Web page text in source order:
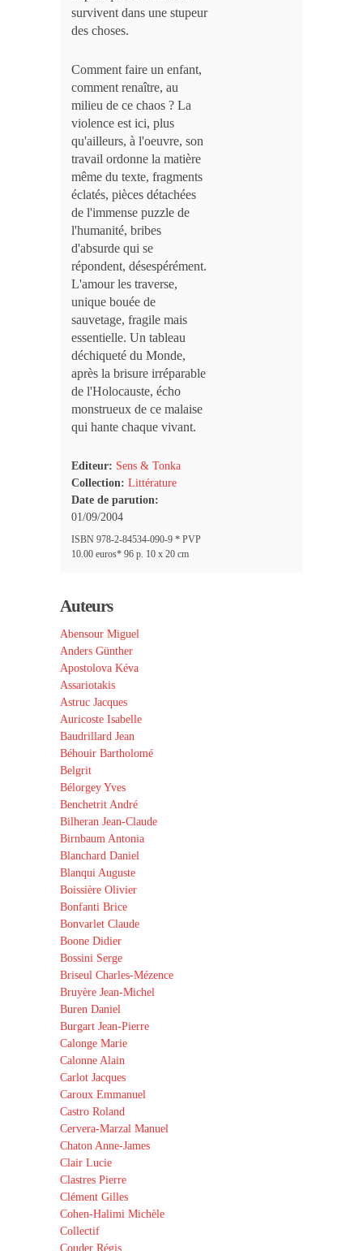
survivent dans une stupeur
des choses.
Comment faire un enfant,
comment renaître, au
milieu de ce chaos ? La
violence est ici, plus
qu'ailleurs, à l'oeuvre, son
travail ordonne la matière
même du texte, fragments
éclatés, pièces détachées
de l'immense puzzle de
l'humanité, bribes
d'absurde qui se
répondent, désespérément.
L'amour les traverse,
unique bouée de
sauvetage, fragile mais
essentielle. Un tableau
déchiqueté du Monde,
après la brisure irréparable
de l'Holocauste, écho
monstrueux de ce malaise
qui hante chaque vivant.
Editeur: Sens & Tonka
Collection: Littérature
Date de parution:
01/09/2004
ISBN 978-2-84534-090-9 * PVP
10.00 euros* 96 p. 10 x 20 cm
Auteurs
Abensour Miguel
Anders Günther
Apostolova Kéva
Assariotakis
Astruc Jacques
Auricoste Isabelle
Baudrillard Jean
Béhouir Bartholomé
Belgrit
Bélorgey Yves
Benchetrit André
Bilheran Jean-Claude
Birnbaum Antonia
Blanchard Daniel
Blanqui Auguste
Boissière Olivier
Bonfanti Brice
Bonvarlet Claude
Boone Didier
Bossini Serge
Briseul Charles-Mézence
Bruyère Jean-Michel
Buren Daniel
Burgart Jean-Pierre
Calonge Marie
Calonne Alain
Carlot Jacques
Caroux Emmanuel
Castro Roland
Cervera-Marzal Manuel
Chaton Anne-James
Clair Lucie
Clastres Pierre
Clément Gilles
Cohen-Halimi Michèle
Collectif
Couder Régis